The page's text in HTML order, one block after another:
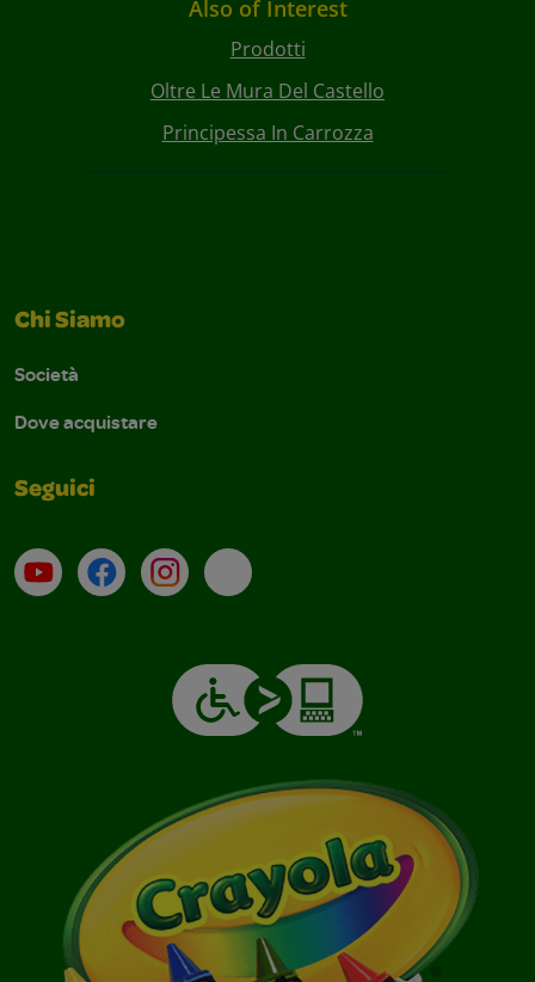
Also of Interest
Prodotti
Oltre Le Mura Del Castello
Principessa In Carrozza
Chi Siamo
Società
Dove acquistare
Seguici
Su YouTube
ContattiProfilo Instagram
Email